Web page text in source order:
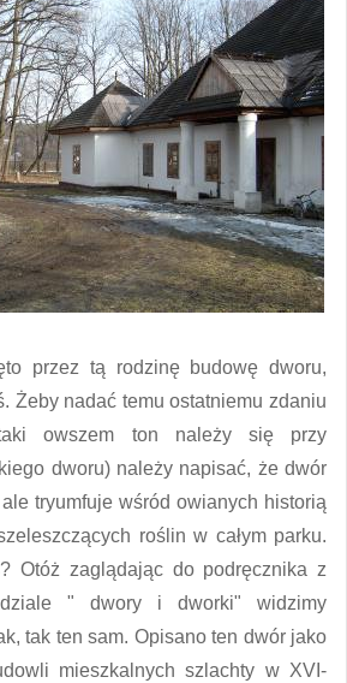
przez tą rodzinę budowę dworu,
Żeby nadać temu ostatniemu zdaniu
owszem ton należy się przy
dworu) należy napisać, że dwór
tryumfuje wśród owianych historią
roślin w całym parku.
Otóż zaglądając do podręcznika z
" dwory i dworki" widzimy
tak ten sam. Opisano ten dwór jako
mieszkalnych szlachty w XVI-